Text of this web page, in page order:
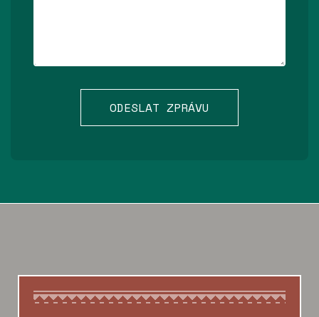
ODESLAT ZPRÁVU